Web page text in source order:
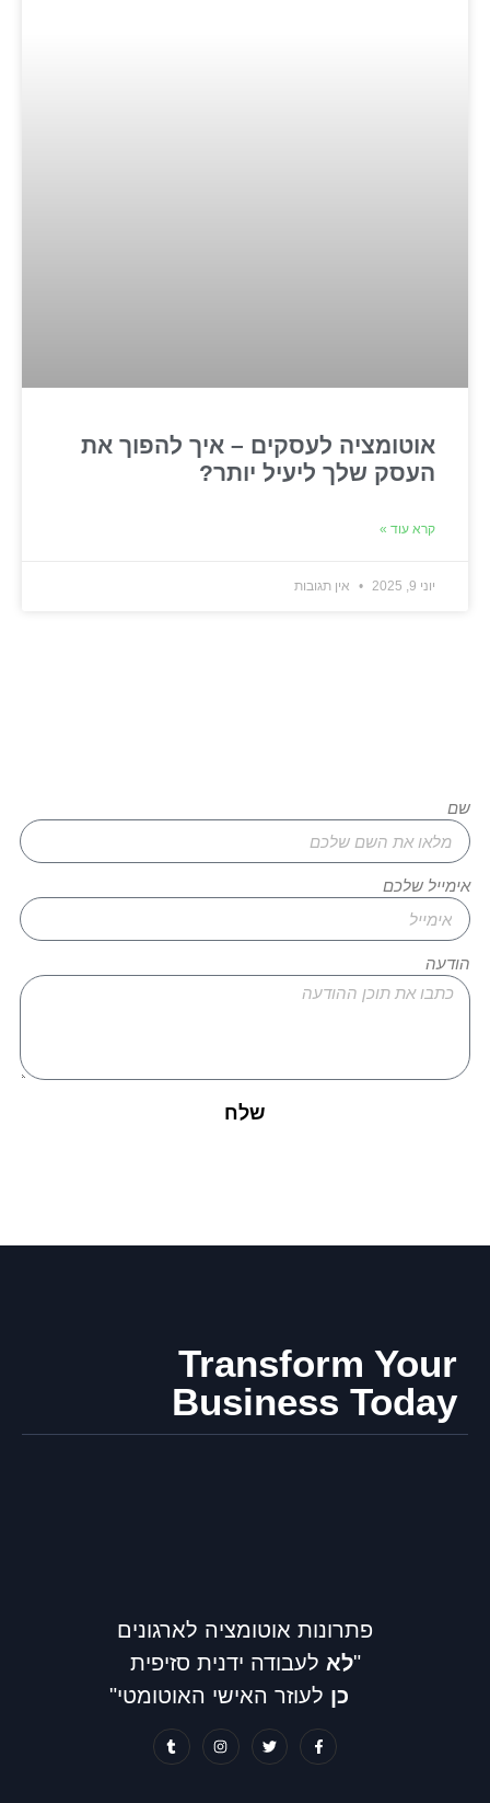
אוטומציה לעסקים – איך להפוך את
העסק שלך ליעיל יותר?
קרא עוד »
יוני 9, 2025 אין תגובות
שם
אימייל שלכם
הודעה
שלח
Transform Your
Business Today
פתרונות אוטומציה לארגונים
"לא לעבודה ידנית סזיפית
כן לעוזר האישי האוטומטי"